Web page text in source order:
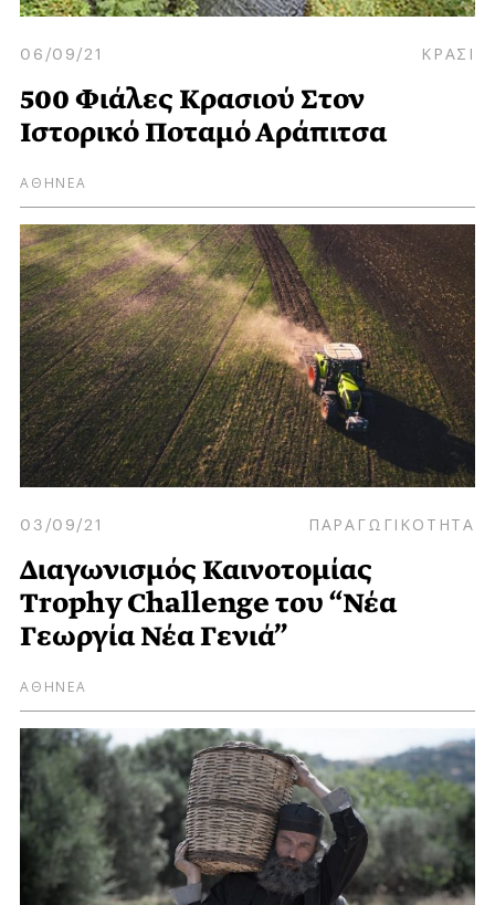
06/09/21 ΚΡΑΣΙ
500 Φιάλες Κρασιού Στον
Ιστορικό Ποταμό Αράπιτσα
ΑΘΗΝΕΑ
03/09/21 ΠΑΡΑΓΩΓΙΚΟΤΗΤΑ
Διαγωνισμός Καινοτομίας
Trophy Challenge του “Νέα
Γεωργία Νέα Γενιά”
ΑΘΗΝΕΑ